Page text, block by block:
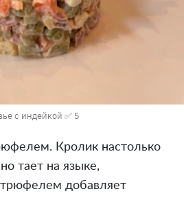
с индейкой ✅ 5
Кролик настолько
тает на языке,
добавляет